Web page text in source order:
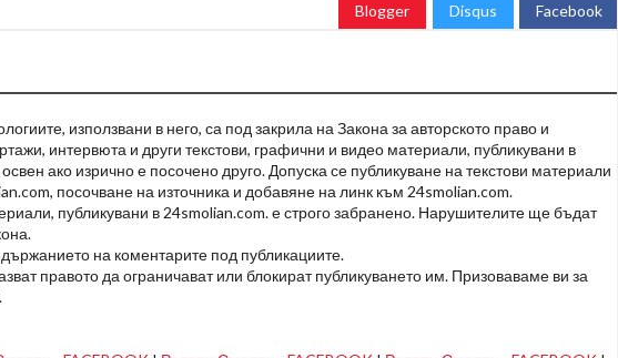
Blogger Disqus Facebook
използвани в него, са под закрила на Закона за авторското право и
интервюта и други текстови, графични и видео материали, публикувани в
ако изрично е посочено друго. Допуска се публикуване на текстови материали
посочване на източника и добавяне на линк към 24smolian.com.
публикувани в 24smolian.com. е строго забранено. Нарушителите ще бъдат
на коментарите под публикациите.
правото да ограничават или блокират публикуването им. Призоваваме ви за